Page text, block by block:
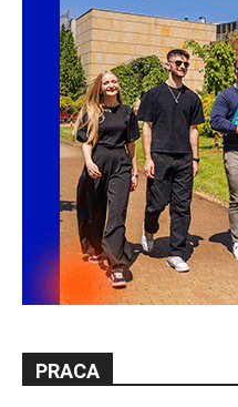
PRACA